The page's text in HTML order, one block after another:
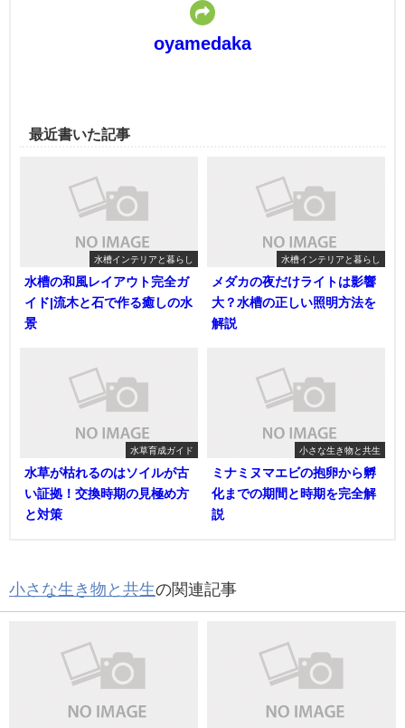
oyamedaka
最近書いた記事
水槽インテリアと暮らし
水槽の和風レイアウト完全ガ
イド|流木と石で作る癒しの水
景
水槽インテリアと暮らし
メダカの夜だけライトは影響
大？水槽の正しい照明方法を
解説
水草育成ガイド
水草が枯れるのはソイルが古
い証拠！交換時期の見極め方
と対策
小さな生き物と共生
ミナミヌマエビの抱卵から孵
化までの期間と時期を完全解
説
小さな生き物と共生の関連記事